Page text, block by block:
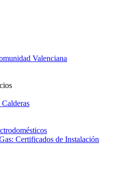
Valenciana
Certificados de Instalación